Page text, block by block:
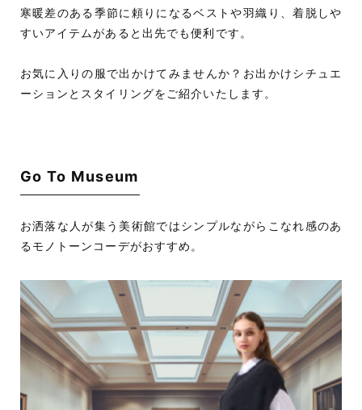
寒暖差のある季節に頼りになるベストや羽織り、着脱しや
すいアイテムがあると出先でも便利です。
お気に入りの服で出かけてみませんか？お出かけシチュエ
ーションとスタイリングをご紹介いたします。
Go To Museum
お洒落な人が集う美術館ではシンプルながらこなれ感のあ
るモノトーンコーデがおすすめ。